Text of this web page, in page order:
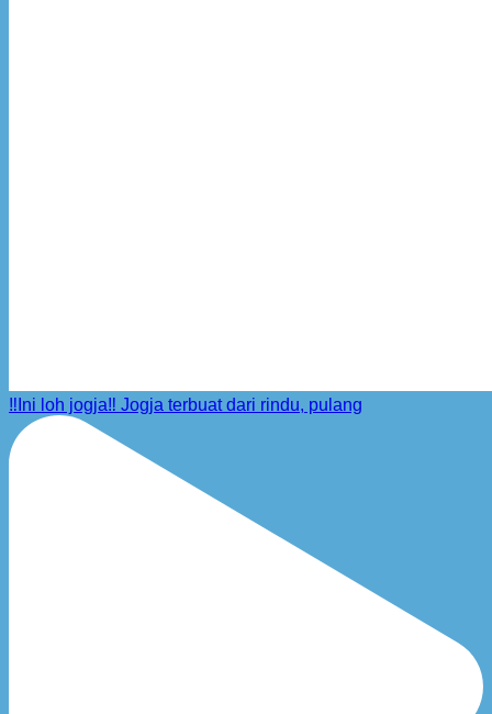
‼️Ini loh jogja‼️ Jogja terbuat dari rindu, pulang